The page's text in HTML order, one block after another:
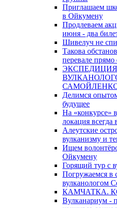
Приглашаем
в Ойкумену
Продлеваем
июня - два
Шивелуч не
Такова
перевале прямо
Делимся
будущее
На «конкурсе»
локация всегда
Алеутские
вулканизму и
Ищем
Ойкумену
Горящий тур с
Погружаемся в
вулканологом
КАМЧАТКА.
Вулканариум -